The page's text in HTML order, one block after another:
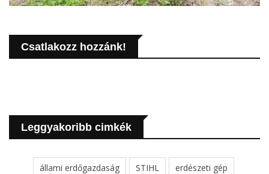
Csatlakozz hozzánk!
Leggyakoribb cimkék
állami erdőgazdaság STIHL erdészeti gép